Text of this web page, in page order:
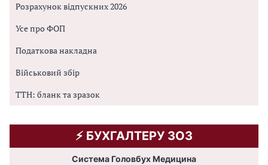
Розрахунок відпускних 2026
Усе про ФОП
Податкова накладна
Військовий збір
ТТН: бланк та зразок
⚡️ БУХГАЛТЕРУ ЗОЗ
Система Головбух Медицина